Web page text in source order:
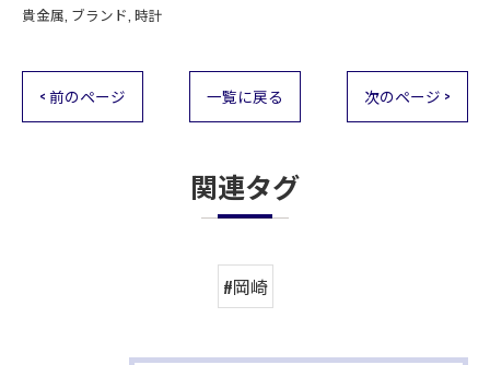
貴金属 ブランド 時計
< 前のページ 一覧に戻る 次のページ >
関連タグ
#岡崎